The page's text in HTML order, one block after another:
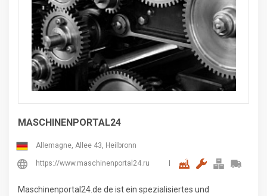
MASCHINENPORTAL24
Allemagne, Allee 43, Heilbronn
https://www.maschinenportal24.ru
Maschinenportal24.de de ist ein spezialisiertes und